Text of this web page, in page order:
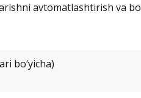
avtomatlashtirish va
bo‘yicha)